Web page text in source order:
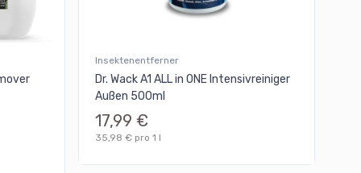
Insektenentferner
Dr. Wack A1 ALL in ONE Intensivreiniger
Außen 500ml
17,99 €
35,98 € pro 1 l